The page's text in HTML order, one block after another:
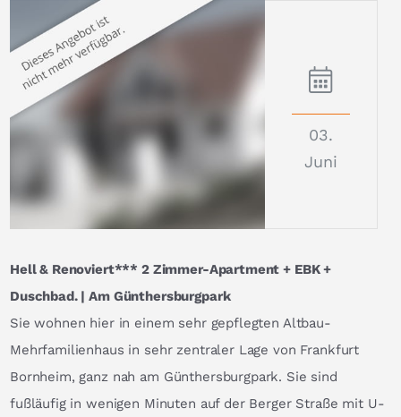
03.
Juni
Hell & Renoviert*** 2 Zimmer-Apartment + EBK +
Duschbad. | Am Günthersburgpark
Sie wohnen hier in einem sehr gepflegten Altbau-
Mehrfamilienhaus in sehr zentraler Lage von Frankfurt
Bornheim, ganz nah am Günthersburgpark. Sie sind
fußläufig in wenigen Minuten auf der Berger Straße mit U-